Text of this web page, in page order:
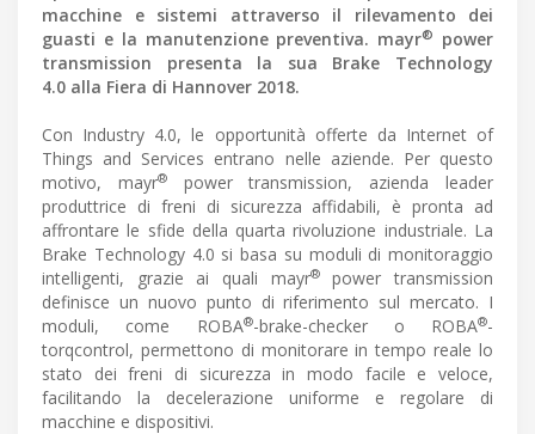
macchine e sistemi attraverso il rilevamento dei
guasti e la manutenzione preventiva. mayr®
power
transmission presenta la sua Brake Technology
4.0 alla Fiera di Hannover 2018.
Con Industry 4.0, le opportunità offerte da Internet of
Things and Services entrano nelle aziende. Per questo
motivo, mayr®power transmission, azienda leader
produttrice di freni di sicurezza affidabili, è pronta ad
affrontare le sfide della quarta rivoluzione industriale. La
Brake Technology 4.0 si basa su moduli di monitoraggio
intelligenti, grazie ai quali mayr®power transmission
definisce un nuovo punto di riferimento sul mercato. I
moduli, come ROBA®-brake-checker o ROBA®-
torqcontrol, permettono di monitorare in tempo reale lo
stato dei freni di sicurezza in modo facile e veloce,
facilitando la decelerazione uniforme e regolare di
macchine e dispositivi.